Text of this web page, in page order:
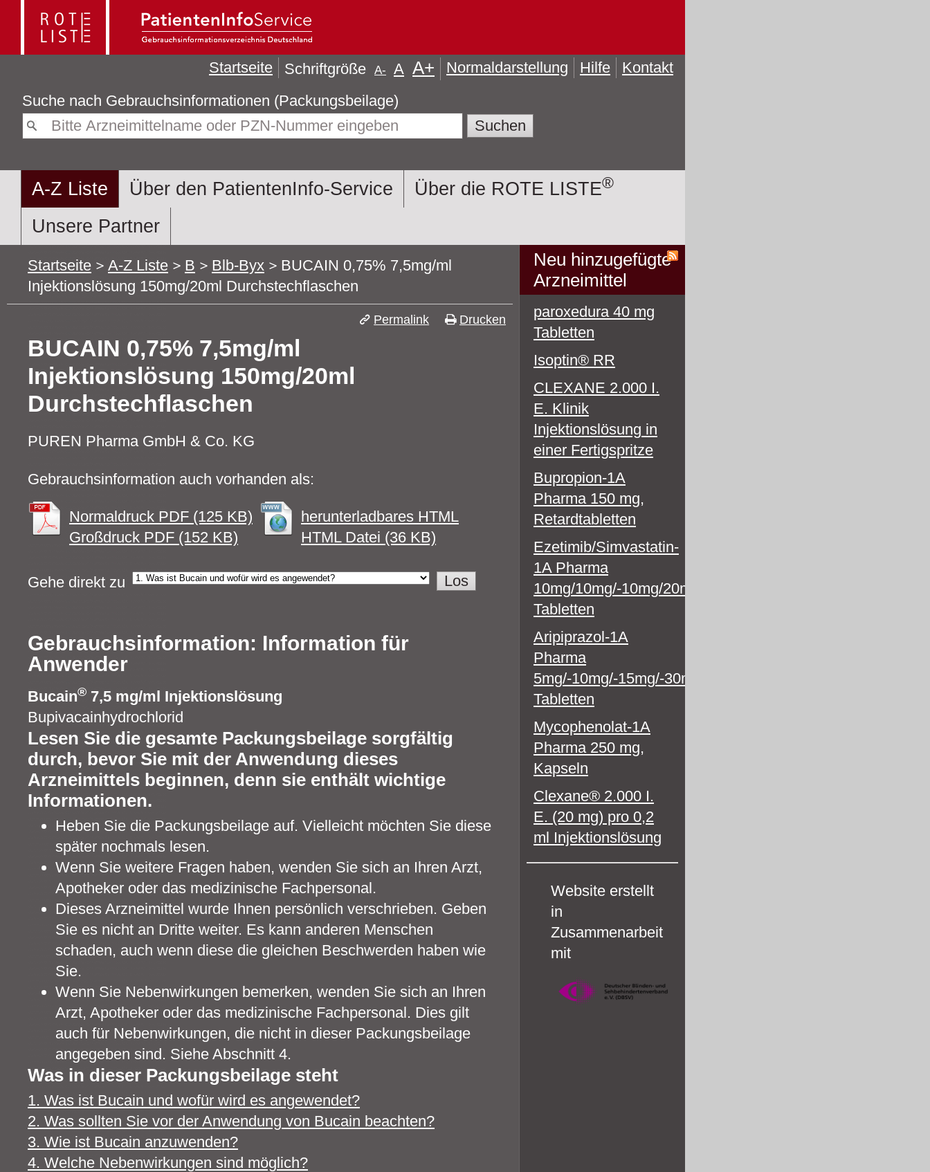
Suche nach Gebrauchsinformationen (Packungsbeilage)
A-Z Liste Über den PatientenInfo-Service Über die ROTE LISTE®
Unsere Partner
Startseite Schriftgröße A- A A+ Normaldarstellung Hilfe Kontakt
Startseite A-Z Liste B Blb-Byx
BUCAIN 0,75% 7,5mg/ml
Injektionslösung 150mg/20ml Durchstechflaschen
BUCAIN 0,75% 7,5mg/ml
Injektionslösung 150mg/20ml
Durchstechflaschen
PUREN Pharma GmbH & Co. KG
Gebrauchsinformation auch vorhanden als:
Normaldruck PDF (125 KB)
Großdruck PDF (152 KB)
herunterladbares HTML
HTML Datei (36 KB)
Gehe direkt zu
Gebrauchsinformation: Information für
Anwender
Bucain® 7,5 mg/ml Injektionslösung
Bupivacainhydrochlorid
Lesen Sie die gesamte Packungsbeilage sorgfältig
durch, bevor Sie mit der Anwendung dieses
Arzneimittels beginnen, denn sie enthält wichtige
Informationen.
Heben Sie die Packungsbeilage auf. Vielleicht möchten Sie diese
später nochmals lesen.
Wenn Sie weitere Fragen haben, wenden Sie sich an Ihren Arzt,
Apotheker oder das medizinische Fachpersonal.
Dieses Arzneimittel wurde Ihnen persönlich verschrieben. Geben
Sie es nicht an Dritte weiter. Es kann anderen Menschen
schaden, auch wenn diese die gleichen Beschwerden haben wie
Sie.
Wenn Sie Nebenwirkungen bemerken, wenden Sie sich an Ihren
Arzt, Apotheker oder das medizinische Fachpersonal. Dies gilt
auch für Nebenwirkungen, die nicht in dieser Packungsbeilage
angegeben sind. Siehe Abschnitt 4.
Was in dieser Packungsbeilage steht
1. Was ist Bucain und wofür wird es angewendet?
2. Was sollten Sie vor der Anwendung von Bucain beachten?
3. Wie ist Bucain anzuwenden?
4. Welche Nebenwirkungen sind möglich?
Permalink Drucken
Neu hinzugefügte
Arzneimittel
paroxedura 40 mg
Tabletten
Isoptin® RR
CLEXANE 2.000 I.
E. Klinik
Injektionslösung in
einer Fertigspritze
Bupropion-1A
Pharma 150 mg,
Retardtabletten
Ezetimib/Simvastatin-
1A Pharma
10mg/10mg/-10mg/20mg/-10mg/40mg/-10mg/80mg
Tabletten
Aripiprazol-1A
Pharma
5mg/-10mg/-15mg/-30mg
Tabletten
Mycophenolat-1A
Pharma 250 mg,
Kapseln
Clexane® 2.000 I.
E. (20 mg) pro 0,2
ml Injektionslösung
Website erstellt
in
Zusammenarbeit
mit